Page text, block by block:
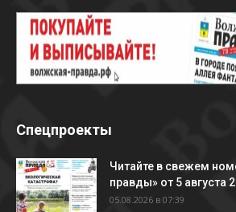
Спецпроекты
Читайте в свежем
правды» от 5 августа
05.08.2026 в 07:39